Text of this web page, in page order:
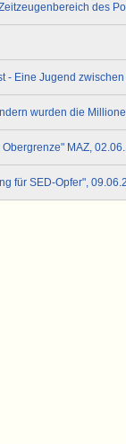
des
- Eine Jugend
wurden die
MAZ,
für SED-Opfer",